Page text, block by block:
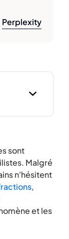
Perplexity
sont
Malgré
n'hésitent
,
et les